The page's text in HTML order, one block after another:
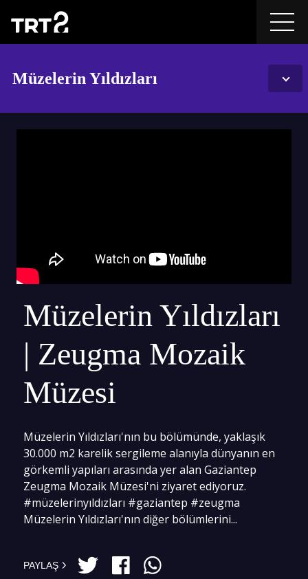
Müzelerin Yıldızları
Müzelerin Yıldızları
| Zeugma Mozaik
Müzesi
Müzelerin Yıldızları'nın bu bölümünde, yaklaşık
30.000 m2 karelik sergileme alanıyla dünyanın en
görkemli yapıları arasında yer alan Gaziantep
Zeugma Mozaik Müzesi'ni ziyaret ediyoruz.
#müzelerinyıldızları #gaziantep #zeugma
Müzelerin Yıldızları'nın diğer bölümlerini...
PAYLAŞ